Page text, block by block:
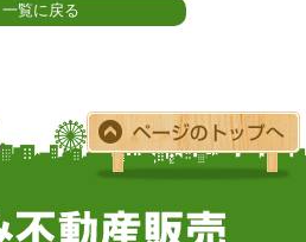
一覧に戻る